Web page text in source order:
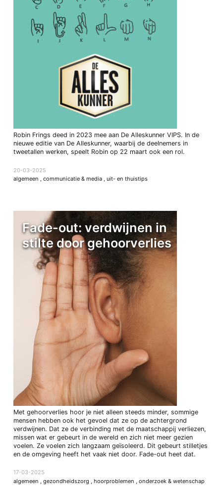
Robin Frings deed in 2023 mee aan De Alleskunner VIPS. In de
nieuwe editie van De Alleskunner, waarbij de deelnemers in
tweetallen werken, speelt Robin op 22 maart ook een rol.
20-03-2025
algemeen , communicatie & media , uit- en thuistips
Fade-out: verdwijnen in
stilte door gehoorverlies
Met gehoorverlies hoor je niet alleen steeds minder, sommige
mensen hebben ook het gevoel dat ze op de achtergrond
verdwijnen. Dat ze de verbinding met de maatschappij verliezen,
missen wat er gebeurt in de wereld en zich niet meer gezien
voelen. Ze voelen zich langzaam geïsoleerd. Dit gebeurt stilletjes
en de omgeving heeft het vaak niet door. Fade-out heet dat.
17-03-2025
algemeen , gezondheidszorg , hoorproblemen , onderzoek & wetenschap